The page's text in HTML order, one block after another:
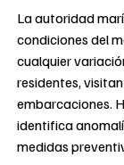
La autoridad
condiciones del
cualquier
residentes,
embarcaciones.
identifica
medidas